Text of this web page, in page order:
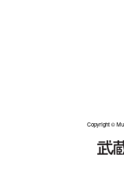
Copyright ©